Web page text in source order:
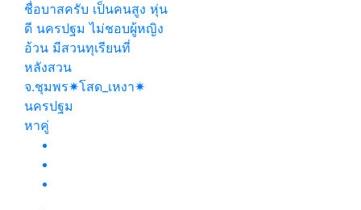
ชื่อบาสครับ เป็นคนสูง หุ่น
ดี นครปฐม ไม่ชอบผู้หญิง
อ้วน มีสวนทุเรียนที่
หลังสวน
จ.ชุมพร✷โสด_เหงา✷
นครปฐม
หาคู่